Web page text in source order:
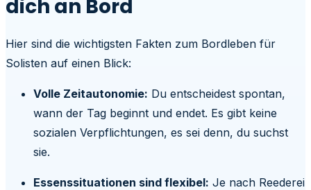
dich an Bord
Hier sind die wichtigsten Fakten zum Bordleben für
Solisten auf einen Blick:
Volle Zeitautonomie: Du entscheidest spontan,
wann der Tag beginnt und endet. Es gibt keine
sozialen Verpflichtungen, es sei denn, du suchst
sie.
Essenssituationen sind flexibel: Je nach Reederei